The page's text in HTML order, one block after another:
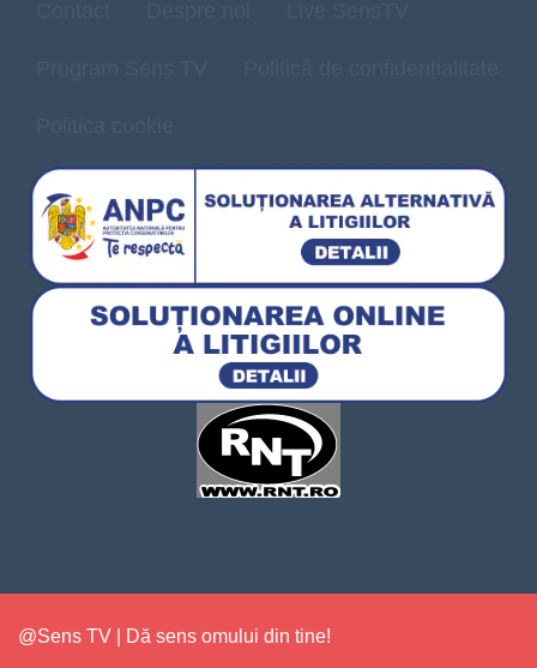
@Sens TV | Dă sens omului din tine!